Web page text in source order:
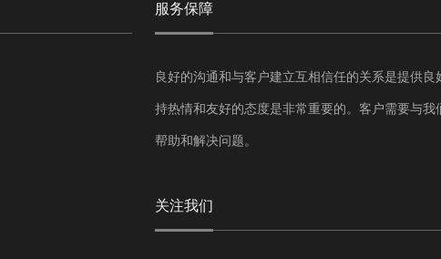
服务保障
良好的沟通和与客户建立互相信任的关系是提供
持热情和友好的态度是非常重要的。客户需要与
帮助和解决问题。
关注我们